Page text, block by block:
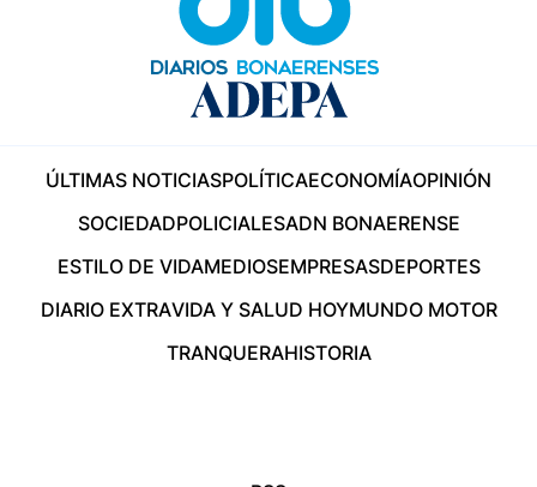
ÚLTIMAS NOTICIASPOLÍTICAECONOMÍAOPINIÓN
SOCIEDADPOLICIALESADN BONAERENSE
ESTILO DE VIDAMEDIOSEMPRESASDEPORTES
DIARIO EXTRAVIDA Y SALUD HOYMUNDO MOTOR
TRANQUERAHISTORIA